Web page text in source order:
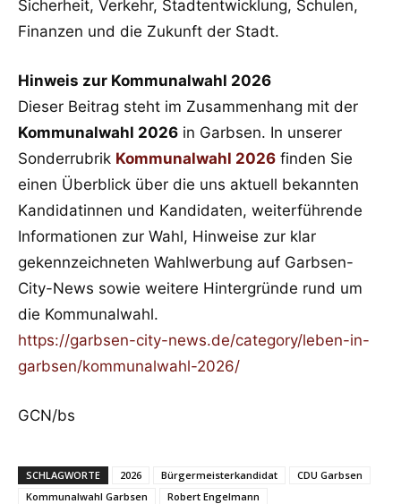
Sicherheit, Verkehr, Stadtentwicklung, Schulen,
Finanzen und die Zukunft der Stadt.
Hinweis zur Kommunalwahl 2026
Dieser Beitrag steht im Zusammenhang mit der
Kommunalwahl 2026 in Garbsen. In unserer
Sonderrubrik Kommunalwahl 2026 finden Sie
einen Überblick über die uns aktuell bekannten
Kandidatinnen und Kandidaten, weiterführende
Informationen zur Wahl, Hinweise zur klar
gekennzeichneten Wahlwerbung auf Garbsen-
City-News sowie weitere Hintergründe rund um
die Kommunalwahl.
https://garbsen-city-news.de/category/leben-in-
garbsen/kommunalwahl-2026/
GCN/bs
SCHLAGWORTE 2026 Bürgermeisterkandidat
CDU Garbsen
Kommunalwahl Garbsen
Robert Engelmann